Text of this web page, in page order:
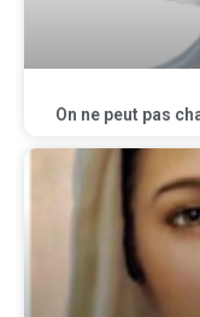
On ne peut pas